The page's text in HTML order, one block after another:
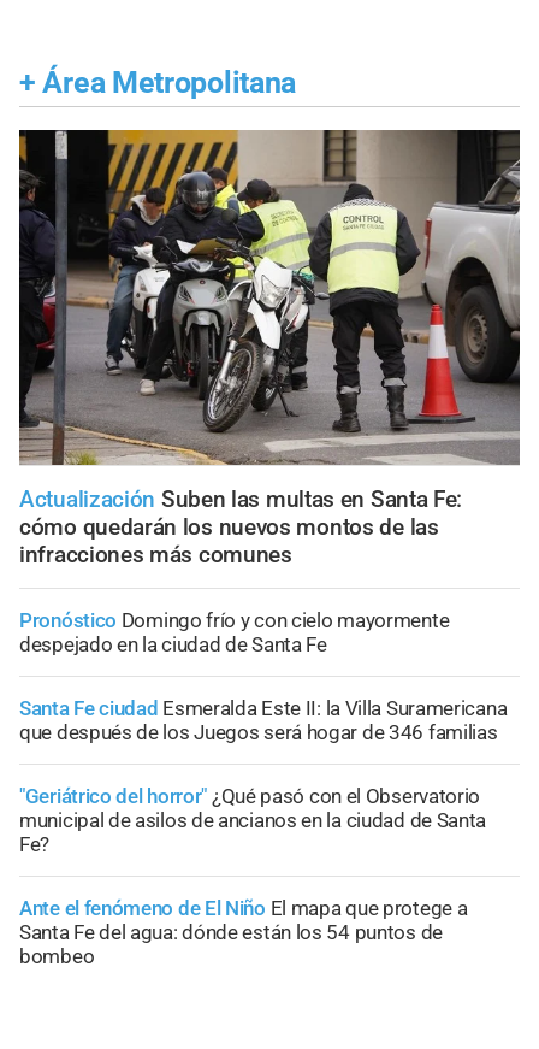
+ Área Metropolitana
Actualización Suben las multas en Santa Fe:
cómo quedarán los nuevos montos de las
infracciones más comunes
Pronóstico Domingo frío y con cielo mayormente
despejado en la ciudad de Santa Fe
Santa Fe ciudad Esmeralda Este II: la Villa Suramericana
que después de los Juegos será hogar de 346 familias
"Geriátrico del horror" ¿Qué pasó con el Observatorio
municipal de asilos de ancianos en la ciudad de Santa
Fe?
Ante el fenómeno de El Niño El mapa que protege a
Santa Fe del agua: dónde están los 54 puntos de
bombeo